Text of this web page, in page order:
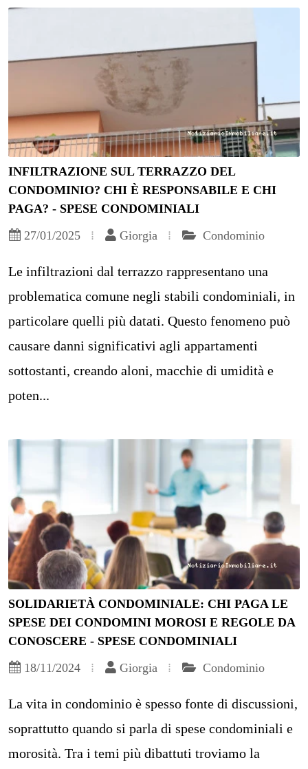
INFILTRAZIONE SUL TERRAZZO DEL
CONDOMINIO? CHI È RESPONSABILE E CHI
PAGA? - SPESE CONDOMINIALI
27/01/2025
Giorgia Condominio
Le infiltrazioni dal terrazzo rappresentano una
problematica comune negli stabili condominiali, in
particolare quelli più datati. Questo fenomeno può
causare danni significativi agli appartamenti
sottostanti, creando aloni, macchie di umidità e
poten...
SOLIDARIETÀ CONDOMINIALE: CHI PAGA LE
SPESE DEI CONDOMINI MOROSI E REGOLE DA
CONOSCERE - SPESE CONDOMINIALI
18/11/2024
Giorgia Condominio
La vita in condominio è spesso fonte di discussioni,
soprattutto quando si parla di spese condominiali e
morosità. Tra i temi più dibattuti troviamo la